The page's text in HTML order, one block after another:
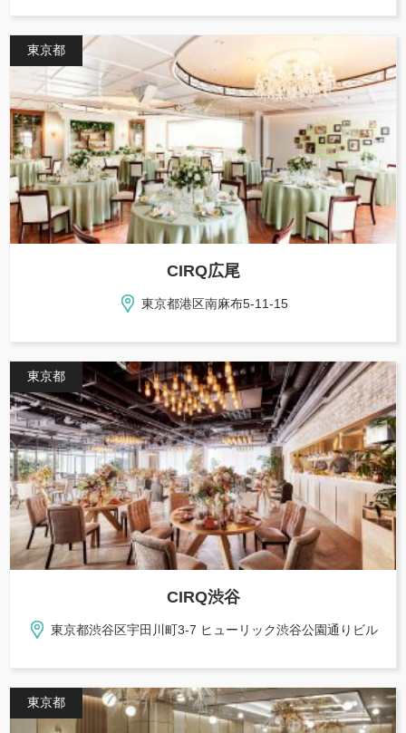
東京都
CIRQ広尾
東京都港区南麻布5-11-15
東京都
CIRQ渋谷
東京都渋谷区宇田川町3-7 ヒューリック渋谷公園通りビル
東京都